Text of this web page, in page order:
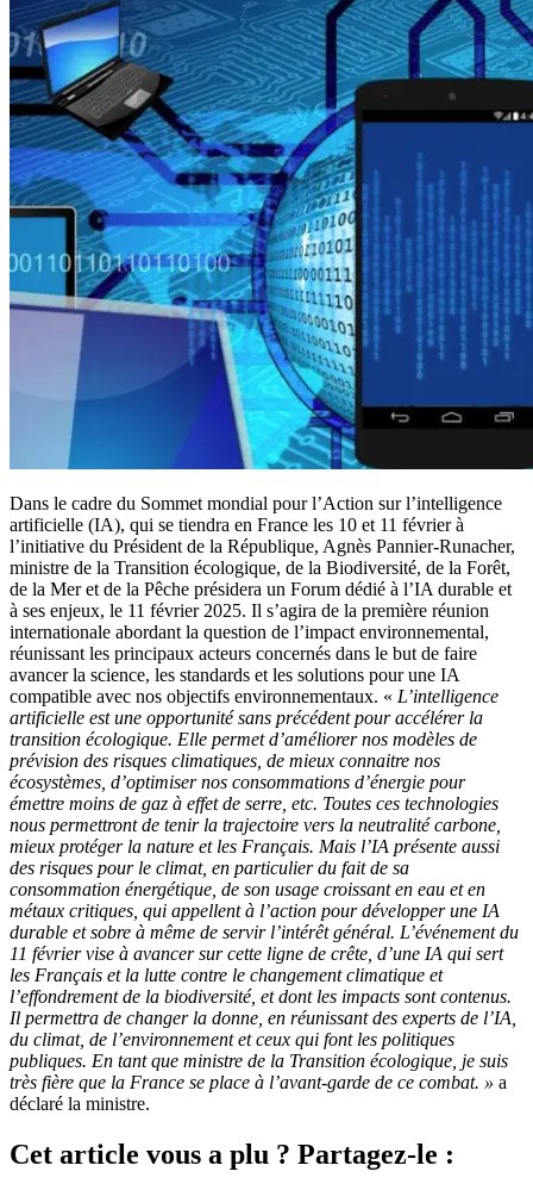
Dans le cadre du Sommet mondial pour l’Action sur l’intelligence
artificielle (IA), qui se tiendra en France les 10 et 11 février à
l’initiative du Président de la République, Agnès Pannier-Runacher,
ministre de la Transition écologique, de la Biodiversité, de la Forêt,
de la Mer et de la Pêche présidera un Forum dédié à l’IA durable et
à ses enjeux, le 11 février 2025. Il s’agira de la première réunion
internationale abordant la question de l’impact environnemental,
réunissant les principaux acteurs concernés dans le but de faire
avancer la science, les standards et les solutions pour une IA
compatible avec nos objectifs environnementaux. « L’intelligence
artificielle est une opportunité sans précédent pour accélérer la
transition écologique. Elle permet d’améliorer nos modèles de
prévision des risques climatiques, de mieux connaitre nos
écosystèmes, d’optimiser nos consommations d’énergie pour
émettre moins de gaz à effet de serre, etc. Toutes ces technologies
nous permettront de tenir la trajectoire vers la neutralité carbone,
mieux protéger la nature et les Français. Mais l’IA présente aussi
des risques pour le climat, en particulier du fait de sa
consommation énergétique, de son usage croissant en eau et en
métaux critiques, qui appellent à l’action pour développer une IA
durable et sobre à même de servir l’intérêt général. L’événement du
11 février vise à avancer sur cette ligne de crête, d’une IA qui sert
les Français et la lutte contre le changement climatique et
l’effondrement de la biodiversité, et dont les impacts sont contenus.
Il permettra de changer la donne, en réunissant des experts de l’IA,
du climat, de l’environnement et ceux qui font les politiques
publiques. En tant que ministre de la Transition écologique, je suis
très fière que la France se place à l’avant-garde de ce combat. » a
déclaré la ministre.
Cet article vous a plu ? Partagez-le :